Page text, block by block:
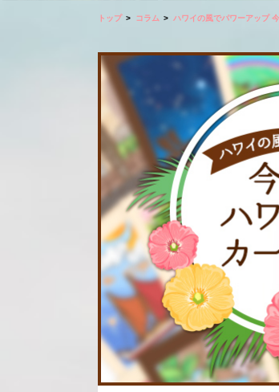
トップ コラム ハワイの風でパワーアップ